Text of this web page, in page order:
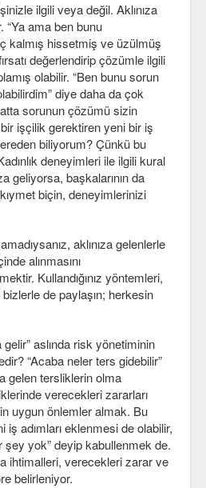
ilgili veya değil. Aklınıza
“Ya ama ben bunu
kalmış hissetmiş ve üzülmüş
değerlendirip çözümle ilgili
olabilir. “Ben bunu sorun
diye daha da çok
sorunun çözümü sizin
işçilik gerektiren yeni bir iş
biliyorum? Çünkü bu
deneyimleri ile ilgili kural
geliyorsa, başkalarının da
biçin, deneyimlerinizi
aklınıza gelenlerle
alınmasını
Kullandığınız yöntemleri,
bizlerle de paylaşın; herkesin
gelir” aslında risk yönetiminin
“Acaba neler ters gidebilir”
gelen tersliklerin olma
verecekleri zararları
uygun önlemler almak. Bu
iş adımları eklenmesi de olabilir,
şey yok” deyip kabullenmek de.
ihtimalleri, verecekleri zarar ve
belirleniyor.